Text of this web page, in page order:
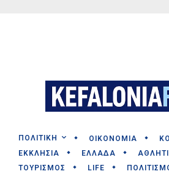
ΠΟΛΙΤΙΚΗ ΟΙΚΟΝΟΜΙΑ
ΕΚΚΛΗΣΙΑ
ΕΛΛΑΔΑ
ΤΟΥΡΙΣΜΟΣ
LIFE